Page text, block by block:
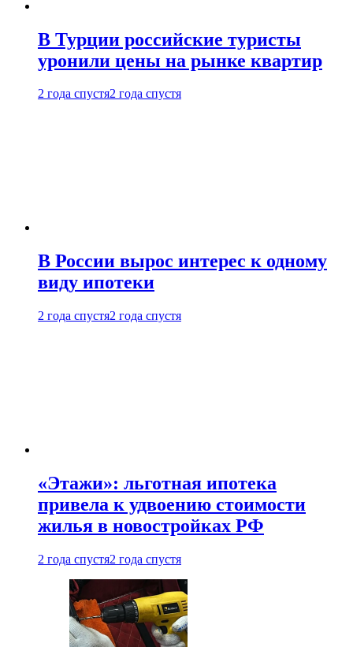
В Турции российские туристы
уронили цены на рынке квартир
2 года спустя2 года спустя
В России вырос интерес к одному
виду ипотеки
2 года спустя2 года спустя
«Этажи»: льготная ипотека
привела к удвоению стоимости
жилья в новостройках РФ
2 года спустя2 года спустя